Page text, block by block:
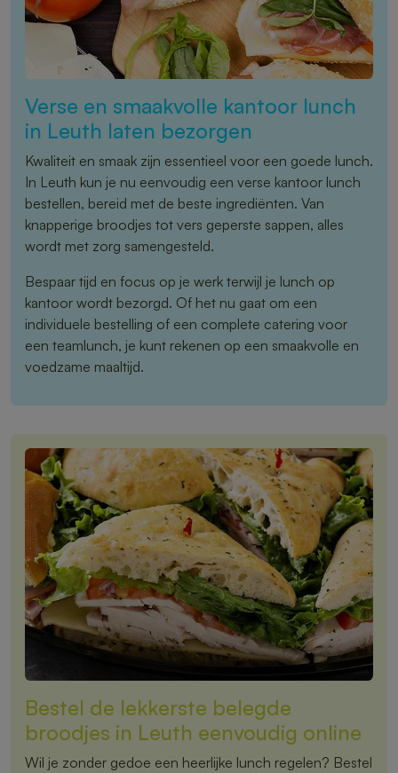
Verse en smaakvolle kantoor lunch
in Leuth laten bezorgen
Kwaliteit en smaak zijn essentieel voor een goede lunch.
In Leuth kun je nu eenvoudig een verse kantoor lunch
bestellen, bereid met de beste ingrediënten. Van
knapperige broodjes tot vers geperste sappen, alles
wordt met zorg samengesteld.
Bespaar tijd en focus op je werk terwijl je lunch op
kantoor wordt bezorgd. Of het nu gaat om een
individuele bestelling of een complete catering voor
een teamlunch, je kunt rekenen op een smaakvolle en
voedzame maaltijd.
Bestel de lekkerste belegde
broodjes in Leuth eenvoudig online
Wil je zonder gedoe een heerlijke lunch regelen? Bestel